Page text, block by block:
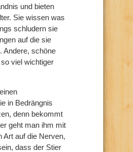
und bieten
Sie wissen was
schludern sie
auf die sie
Andere, schöne
viel wichtiger
in Bedrängnis
denn bekommt
geht man ihm mit
Art auf die Nerven,
dass der Stier